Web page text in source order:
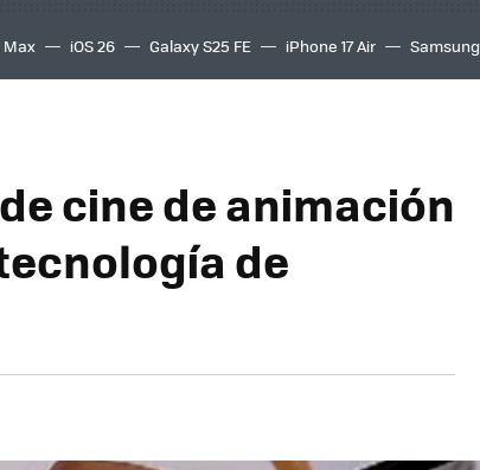
Max iOS 26 Galaxy S25 FE iPhone 17 Air Samsung
cine de animación
de